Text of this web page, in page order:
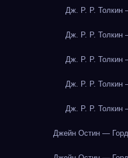
Дж. Р. Р. Толкин
Дж. Р. Р. Толкин
Дж. Р. Р. Толкин
Дж. Р. Р. Толкин
Дж. Р. Р. Толкин
Джейн Остин —